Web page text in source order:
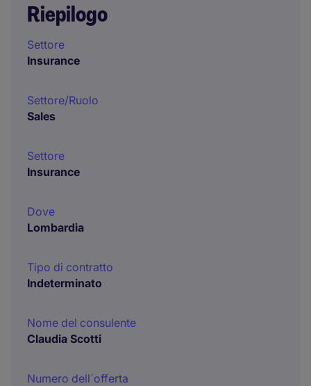
Riepilogo
Settore
Insurance
Settore/Ruolo
Sales
Settore
Insurance
Dove
Lombardia
Tipo di contratto
Indeterminato
Nome del consulente
Claudia Scotti
Numero dell´offerta